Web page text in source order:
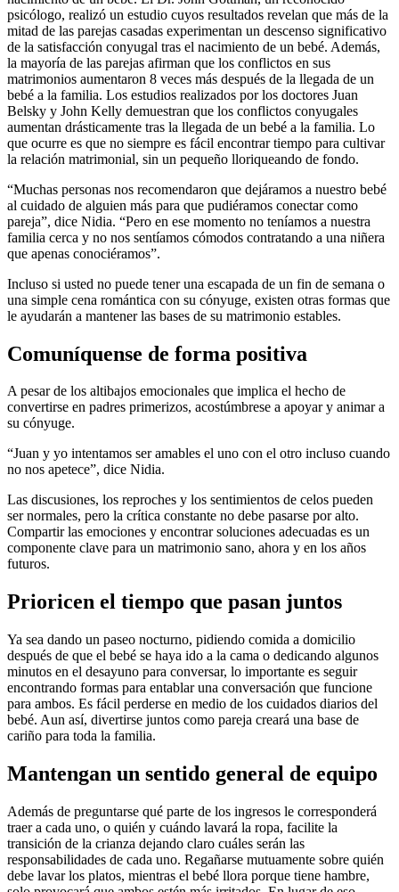
psicólogo, realizó un estudio cuyos resultados revelan que más de la
mitad de las parejas casadas experimentan un descenso significativo
de la satisfacción conyugal tras el nacimiento de un bebé. Además,
la mayoría de las parejas afirman que los conflictos en sus
matrimonios aumentaron 8 veces más después de la llegada de un
bebé a la familia. Los estudios realizados por los doctores Juan
Belsky y John Kelly demuestran que los conflictos conyugales
aumentan drásticamente tras la llegada de un bebé a la familia. Lo
que ocurre es que no siempre es fácil encontrar tiempo para cultivar
la relación matrimonial, sin un pequeño lloriqueando de fondo.
“Muchas personas nos recomendaron que dejáramos a nuestro bebé
al cuidado de alguien más para que pudiéramos conectar como
pareja”, dice Nidia. “Pero en ese momento no teníamos a nuestra
familia cerca y no nos sentíamos cómodos contratando a una niñera
que apenas conociéramos”.
Incluso si usted no puede tener una escapada de un fin de semana o
una simple cena romántica con su cónyuge, existen otras formas que
le ayudarán a mantener las bases de su matrimonio estables.
Comuníquense de forma positiva
A pesar de los altibajos emocionales que implica el hecho de
convertirse en padres primerizos, acostúmbrese a apoyar y animar a
su cónyuge.
“Juan y yo intentamos ser amables el uno con el otro incluso cuando
no nos apetece”, dice Nidia.
Las discusiones, los reproches y los sentimientos de celos pueden
ser normales, pero la crítica constante no debe pasarse por alto.
Compartir las emociones y encontrar soluciones adecuadas es un
componente clave para un matrimonio sano, ahora y en los años
futuros.
Prioricen el tiempo que pasan juntos
Ya sea dando un paseo nocturno, pidiendo comida a domicilio
después de que el bebé se haya ido a la cama o dedicando algunos
minutos en el desayuno para conversar, lo importante es seguir
encontrando formas para entablar una conversación que funcione
para ambos. Es fácil perderse en medio de los cuidados diarios del
bebé. Aun así, divertirse juntos como pareja creará una base de
cariño para toda la familia.
Mantengan un sentido general de equipo
Además de preguntarse qué parte de los ingresos le corresponderá
traer a cada uno, o quién y cuándo lavará la ropa, facilite la
transición de la crianza dejando claro cuáles serán las
responsabilidades de cada uno. Regañarse mutuamente sobre quién
debe lavar los platos, mientras el bebé llora porque tiene hambre,